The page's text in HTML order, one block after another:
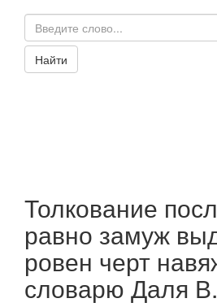
Найти
Толкование
равно замуж
ровен черт
словарю Даля